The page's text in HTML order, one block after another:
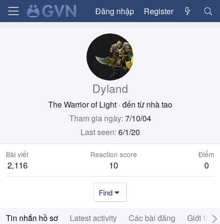
Đăng nhập Register
Dyland
The Warrior of Light · đến từ nhà tao
Tham gia ngày 7/10/04
Last seen 6/1/20
Bài viết
2,116
Reaction score
10
Điểm
0
Find
Tin nhắn hồ sơ Latest activity Các bài đăng Giới thiệu